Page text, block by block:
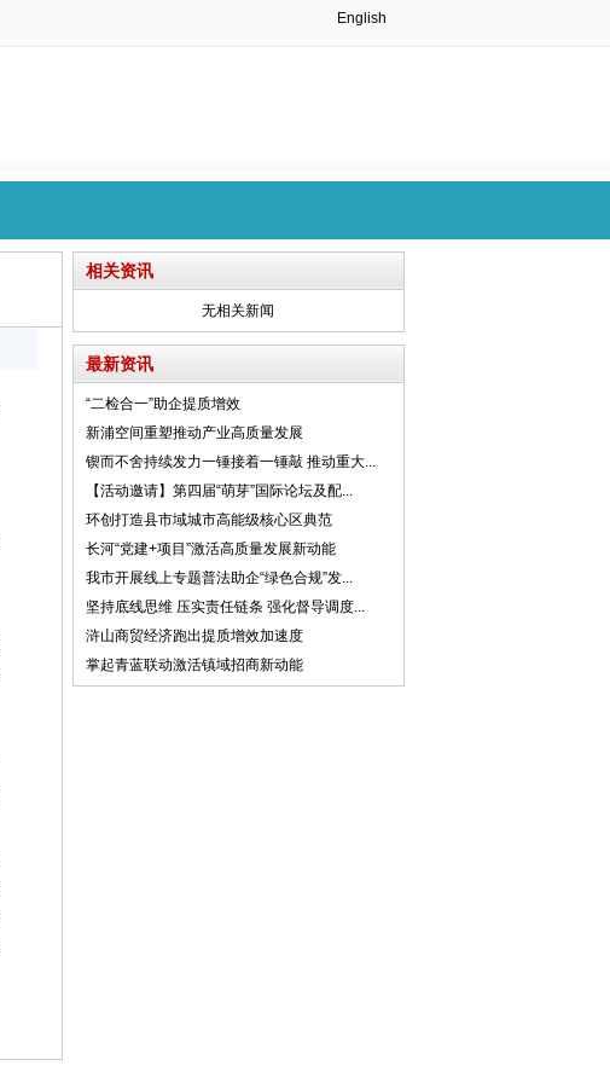
English
相关资讯
无相关新闻
最新资讯
“二检合一”助企提质增效
新浦空间重塑推动产业高质量发展
锲而不舍持续发力一锤接着一锤敲 推动重大...
【活动邀请】第四届“萌芽”国际论坛及配...
环创打造县市域城市高能级核心区典范
长河“党建+项目”激活高质量发展新动能
我市开展线上专题普法助企“绿色合规”发...
坚持底线思维 压实责任链条 强化督导调度...
浒山商贸经济跑出提质增效加速度
掌起青蓝联动激活镇域招商新动能